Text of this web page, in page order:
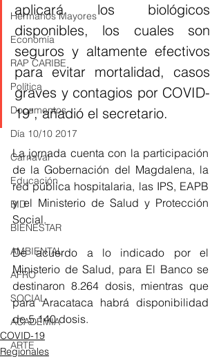
Hermanos Mayores
Economía
RAP CARIBE
Política
Documentos
Día 10/10 2017
Carnaval
Educación
BID
BIENESTAR
AMBIENTAL
AFRO
SOCIAL
ACADEMIA
ARTE
aplicará los biológicos
disponibles, los cuales son
seguros y altamente efectivos
para evitar mortalidad, casos
graves y contagios por COVID-
19", añadió el secretario.
La jornada cuenta con la participación
de la Gobernación del Magdalena, la
red pública hospitalaria, las IPS, EAPB
y el Ministerio de Salud y Protección
Social.
De acuerdo a lo indicado por el
Ministerio de Salud, para El Banco se
destinaron 8.264 dosis, mientras que
para Aracataca habrá disponibilidad
de 5.140 dosis.
COVID-19
Regionales